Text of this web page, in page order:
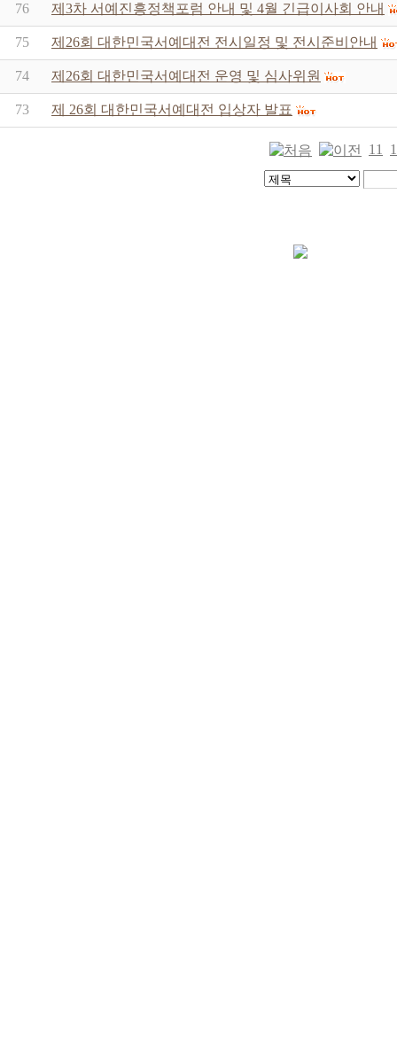
76 제3차 서예진흥정책포럼 안내 및 4월 긴급이사회 안내
75 제26회 대한민국서예대전 전시일정 및 전시준비안내
74 제26회 대한민국서예대전 운영 및 심사위원
73 제 26회 대한민국서예대전 입상자 발표
11